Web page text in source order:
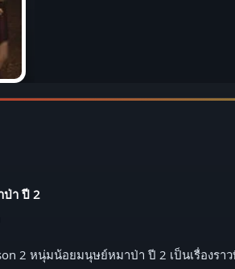
า ปี 2
2 หนุ่มน้อยมนุษย์หมาป่า ปี 2 เป็นเรื่อง